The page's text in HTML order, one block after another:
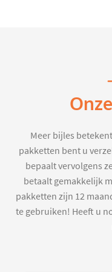
Meer bijles
pakketten bent u
bepaalt vervolgens
betaalt gemakkelijk
pakketten zijn 12
te gebruiken! Heeft u